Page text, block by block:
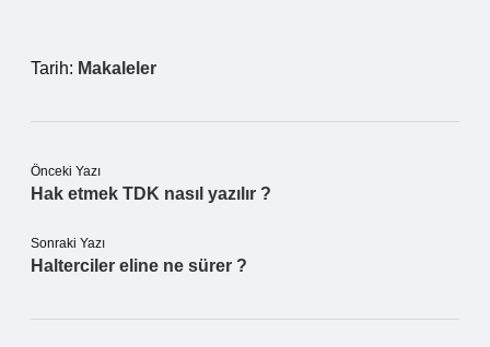
Tarih: Makaleler
Önceki Yazı
Hak etmek TDK nasıl yazılır ?
Sonraki Yazı
Halterciler eline ne sürer ?